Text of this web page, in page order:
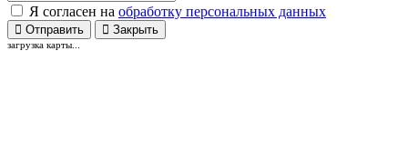
Я согласен на обработку персональных данных
Отправить Закрыть
загрузка карты...